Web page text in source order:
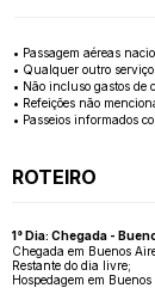
• Passagem aéreas
• Qualquer outro
• Não incluso gastos de
• Refeições não
• Passeios informados
ROTEIRO
1° Dia: Chegada -
Chegada em Buenos
Restante do dia livre;
Hospedagem em Buenos